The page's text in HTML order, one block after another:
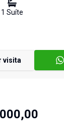
1 Suíte
visita